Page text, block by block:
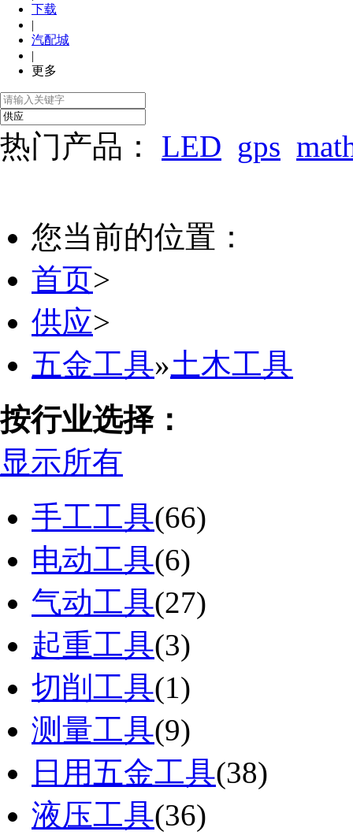
下载
|
汽配城
|
更多
热门产品： LED gps
您当前的位置：
首页>
供应>
五金工具»土木工具
按行业选择：
显示所有
手工工具(66)
电动工具(6)
气动工具(27)
起重工具(3)
切削工具(1)
测量工具(9)
日用五金工具(38)
液压工具(36)